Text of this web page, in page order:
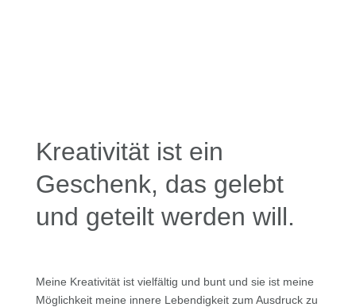
Kreativität ist ein
Geschenk, das gelebt
und geteilt werden will.
Meine Kreativität ist vielfältig und bunt und sie ist meine
Möglichkeit meine innere Lebendigkeit zum Ausdruck zu